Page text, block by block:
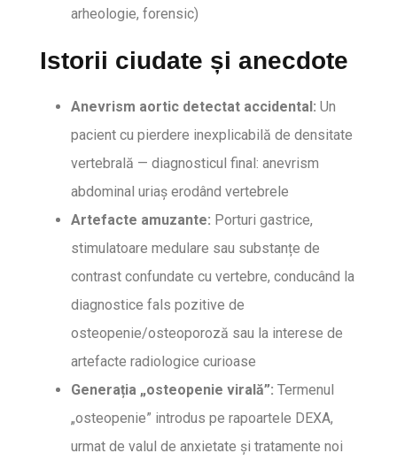
arheologie, forensic)
Istorii ciudate și anecdote
Anevrism aortic detectat accidental: Un
pacient cu pierdere inexplicabilă de densitate
vertebrală — diagnosticul final: anevrism
abdominal uriaș erodând vertebrele
Artefacte amuzante: Porturi gastrice,
stimulatoare medulare sau substanțe de
contrast confundate cu vertebre, conducând la
diagnostice fals pozitive de
osteopenie/osteoporoză sau la interese de
artefacte radiologice curioase
Generația „osteopenie virală”: Termenul
„osteopenie” introdus pe rapoartele DEXA,
urmat de valul de anxietate și tratamente noi